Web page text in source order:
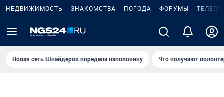
НЕДВИЖИМОСТЬ ЗНАКОМСТВА ПОГОДА ФОРУМЫ
Новая сеть Шнайдеров поредела наполовину Что получают